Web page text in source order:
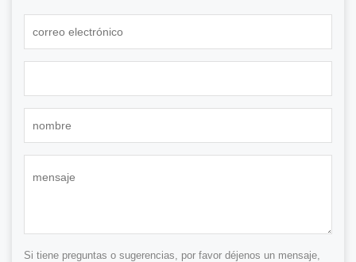
Si tiene preguntas o sugerencias, por favor déjenos un mensaje,